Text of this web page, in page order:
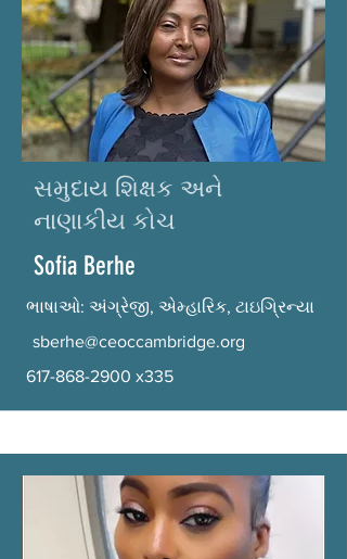
સમુદાય શિક્ષક અને
નાણાકીય કોચ
Sofia Berhe
ભાષાઓ: અંગ્રેજી, એમ્હારિક, ટાઇગ્રિન્યા
sberhe@ceoccambridge.org
617-868-2900 x335